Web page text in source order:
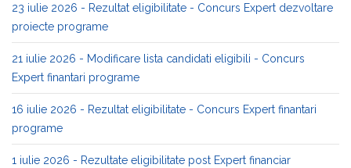
23 iulie 2026 - Rezultat eligibilitate - Concurs Expert dezvoltare
proiecte programe
21 iulie 2026 - Modificare lista candidati eligibili - Concurs
Expert finantari programe
16 iulie 2026 - Rezultat eligibilitate - Concurs Expert finantari
programe
1 iulie 2026 - Rezultate eligibilitate post Expert financiar